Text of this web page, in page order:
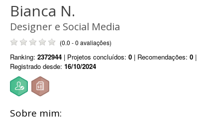
Bianca N.
Designer e Social Media
(0.0 - 0 avaliações)
Ranking: 2372944 | Projetos concluídos: 0 | Recomendações: 0 |
Registrado desde: 16/10/2024
Sobre mim: